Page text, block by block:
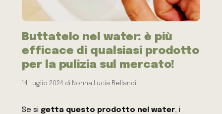
Buttatelo nel water: è più
efficace di qualsiasi prodotto
per la pulizia sul mercato!
14 Luglio 2024 di Nonna Lucia Bellandi
Se si getta questo prodotto nel water, i